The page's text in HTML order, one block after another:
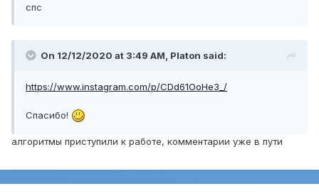
спс
On 12/12/2020 at 3:49 AM, Platon said:
https://www.instagram.com/p/CDd61OoHe3_/
Спасибо!
алгоритмы приступили к работе, комментарии уже в пути